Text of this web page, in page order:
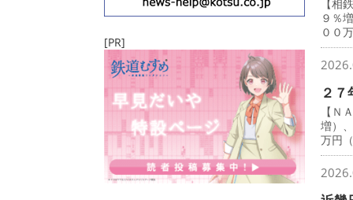
[PR]
【
９％
００
２
【Ｎ
増）
万円